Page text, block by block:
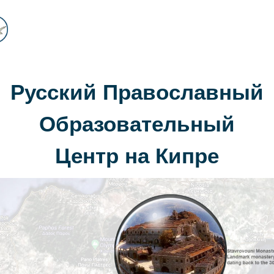
Русский Православный
Образовательный
Центр на Кипре